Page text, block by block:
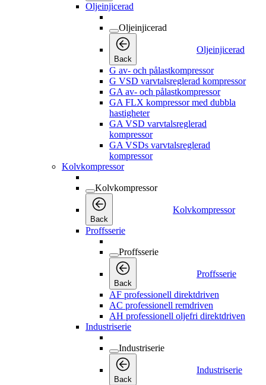
Oljeinjicerad
Oljeinjicerad
Back
Oljeinjicerad
G av- och pålastkompressor
G VSD varvtalsreglerad kompressor
GA av- och pålastkompressor
GA FLX kompressor med dubbla
hastigheter
GA VSD varvtalsreglerad
kompressor
GA VSDs varvtalsreglerad
kompressor
Kolvkompressor
Kolvkompressor
Back
Kolvkompressor
Proffsserie
Proffsserie
Back
Proffsserie
AF professionell direktdriven
AC professionell remdriven
AH professionell oljefri direktdriven
Industriserie
Industriserie
Back
Industriserie